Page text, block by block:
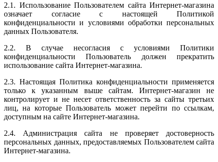
2.1. Использование Пользователем сайта Интернет-магазина
означает согласие с настоящей Политикой
конфиденциальности и условиями обработки персональных
данных Пользователя.
2.2. В случае несогласия с условиями Политики
конфиденциальности Пользователь должен прекратить
использование сайта Интернет-магазина.
2.3. Настоящая Политика конфиденциальности применяется
только к указанным выше сайтам. Интернет-магазин не
контролирует и не несет ответственность за сайты третьих
лиц, на которые Пользователь может перейти по ссылкам,
доступным на сайте Интернет-магазина.
2.4. Администрация сайта не проверяет достоверность
персональных данных, предоставляемых Пользователем сайта
Интернет-магазина.